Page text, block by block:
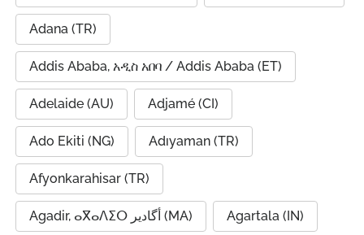
Adana (TR)
Addis Ababa, አዲስ አበባ / Addis Ababa (ET)
Adelaide (AU) Adjamé (CI)
Ado Ekiti (NG) Adıyaman (TR)
Afyonkarahisar (TR)
Agadir, ⴰⴳⴰⴷⵉⵔ أگادیر (MA) Agartala (IN)